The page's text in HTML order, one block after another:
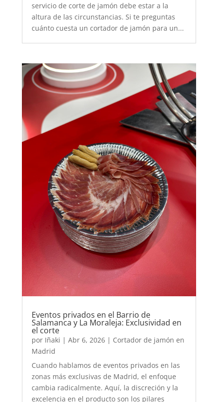
servicio de corte de jamón debe estar a la
altura de las circunstancias. Si te preguntas
cuánto cuesta un cortador de jamón para un...
Eventos privados en el Barrio de
Salamanca y La Moraleja: Exclusividad en
el corte
por Iñaki | Abr 6, 2026| Cortador de jamón en
Madrid
Cuando hablamos de eventos privados en las
zonas más exclusivas de Madrid, el enfoque
cambia radicalmente. Aquí, la discreción y la
excelencia en el producto son los pilares